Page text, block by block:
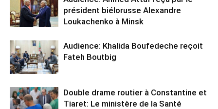
président biélorusse Alexandre
Loukachenko à Minsk
Audience: Khalida Boufedeche reçoit
Fateh Boutbig
Double drame routier à Constantine et
Tiaret: Le ministère de la Santé